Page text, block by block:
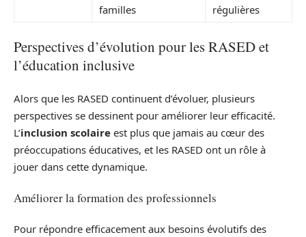
familles
régulières
Perspectives d’évolution pour les RASED et
l’éducation inclusive
Alors que les RASED continuent d’évoluer, plusieurs
perspectives se dessinent pour améliorer leur efficacité.
L’inclusion scolaire est plus que jamais au cœur des
préoccupations éducatives, et les RASED ont un rôle à
jouer dans cette dynamique.
Améliorer la formation des professionnels
Pour répondre efficacement aux besoins évolutifs des